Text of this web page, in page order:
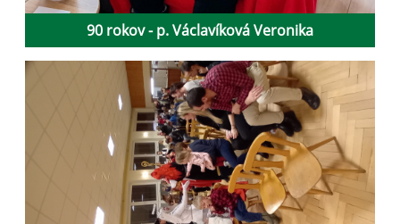
90 rokov - p. Václavíková Veronika